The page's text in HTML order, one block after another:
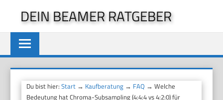
springen
DEIN BEAMER RATGEBER
Du bist hier:Start → Kaufberatung → FAQ → Welche
Bedeutung hat Chroma-Subsampling (4:4:4 vs 4:2:0) für